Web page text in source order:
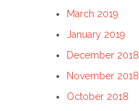
March 2019
January 2019
December 2018
November 2018
October 2018